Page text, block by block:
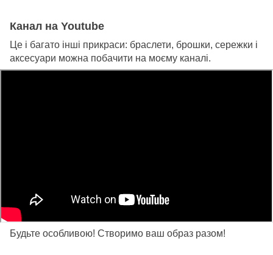
Канал на Youtube
Це і багато інші прикраси: браслети, брошки, сережки і
аксесуари можна побачити на моєму каналі.
Будьте особливою! Створимо ваш образ разом!